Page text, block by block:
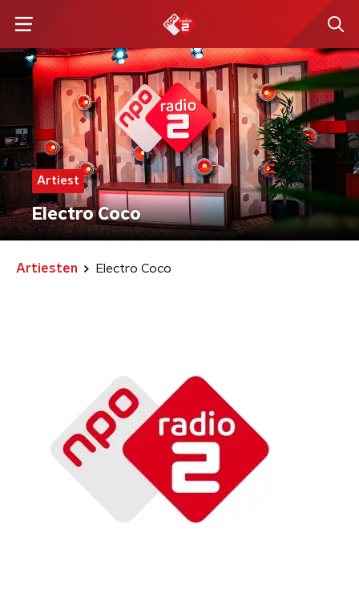
Artiest
Electro Coco
Artiesten Electro Coco